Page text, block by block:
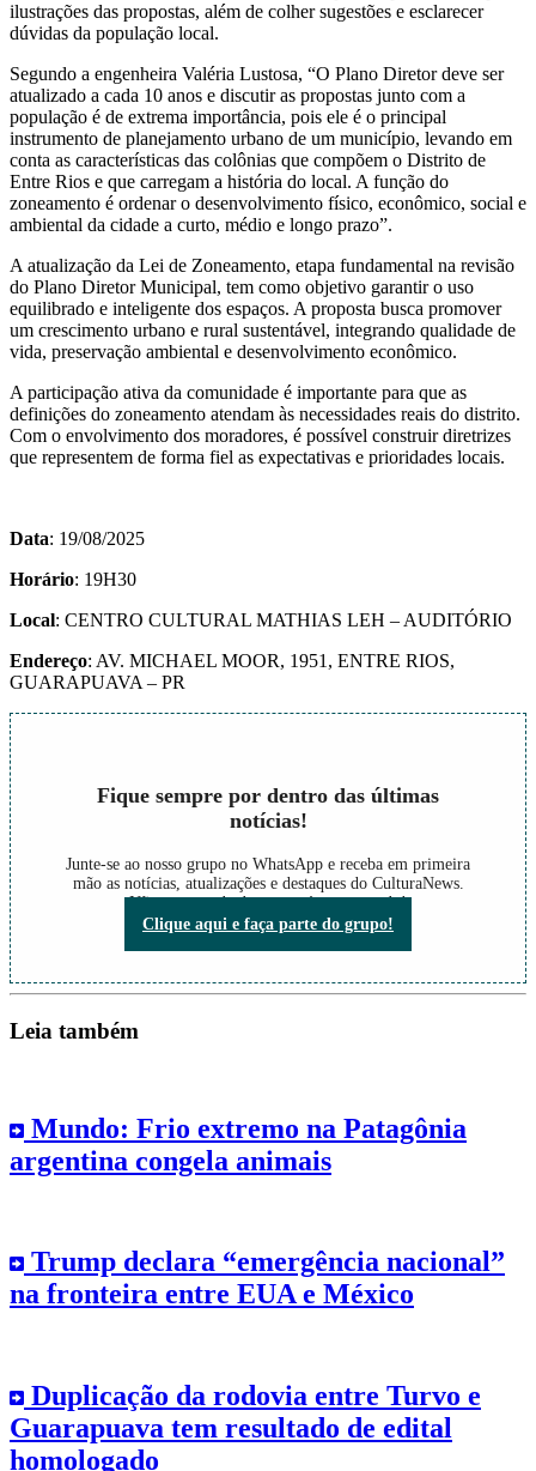
ilustrações das propostas, além de colher sugestões e esclarecer
dúvidas da população local.
Segundo a engenheira Valéria Lustosa, “O Plano Diretor deve ser
atualizado a cada 10 anos e discutir as propostas junto com a
população é de extrema importância, pois ele é o principal
instrumento de planejamento urbano de um município, levando em
conta as características das colônias que compõem o Distrito de
Entre Rios e que carregam a história do local. A função do
zoneamento é ordenar o desenvolvimento físico, econômico, social e
ambiental da cidade a curto, médio e longo prazo”.
A atualização da Lei de Zoneamento, etapa fundamental na revisão
do Plano Diretor Municipal, tem como objetivo garantir o uso
equilibrado e inteligente dos espaços. A proposta busca promover
um crescimento urbano e rural sustentável, integrando qualidade de
vida, preservação ambiental e desenvolvimento econômico.
A participação ativa da comunidade é importante para que as
definições do zoneamento atendam às necessidades reais do distrito.
Com o envolvimento dos moradores, é possível construir diretrizes
que representem de forma fiel as expectativas e prioridades locais.
Data: 19/08/2025
Horário: 19H30
Local: CENTRO CULTURAL MATHIAS LEH – AUDITÓRIO
Endereço: AV. MICHAEL MOOR, 1951, ENTRE RIOS,
GUARAPUAVA – PR
Fique sempre por dentro das últimas
notícias!
Junte-se ao nosso grupo no WhatsApp e receba em primeira
mão as notícias, atualizações e destaques do CulturaNews.
Não perca nada do que está acontecendo!
Clique aqui e faça parte do grupo!
Leia também
Mundo: Frio extremo na Patagônia
argentina congela animais
Trump declara “emergência nacional”
na fronteira entre EUA e México
Duplicação da rodovia entre Turvo e
Guarapuava tem resultado de edital
homologado